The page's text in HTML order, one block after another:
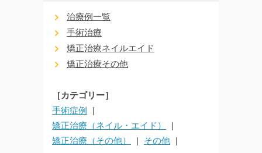
治療例一覧
手術治療
矯正治療ネイルエイド
矯正治療その他
［カテゴリー］
手術症例
矯正治療（ネイル・エイド）
矯正治療（その他）
その他